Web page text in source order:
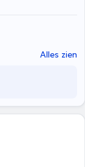
je reçois
vie rencontrent
Alles zien